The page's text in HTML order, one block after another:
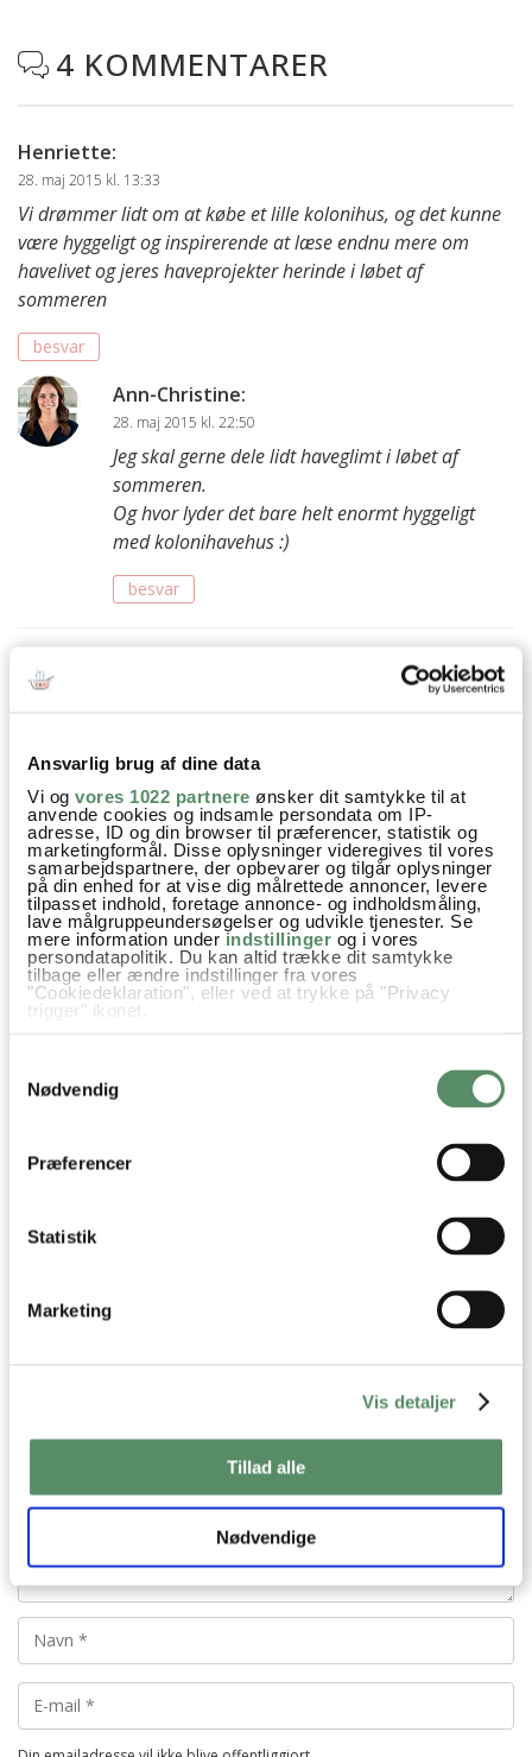
Ansvarlig brug af dine data
Vi og vores 1022 partnere ønsker dit samtykke til at
anvende cookies og indsamle persondata om IP-
adresse, ID og din browser til præferencer, statistik og
marketingformål. Disse oplysninger videregives til vores
samarbejdspartnere, der opbevarer og tilgår oplysninger
på din enhed for at vise dig målrettede annoncer, levere
tilpasset indhold, foretage annonce- og indholdsmåling,
lave målgruppeundersøgelser og udvikle tjenester. Se
mere information underindstillinger og i vores
persondatapolitik. Du kan altid trække dit samtykke
tilbage eller ændre indstillinger fra vores
"Cookiedeklaration", eller ved at trykke på "Privacy
trigger" ikonet.
Indsamle præcise oplysninger om din placering,
der kan være nøjagtig inden for få meter
Identificere din enhed baseret på en scanning af
Nødvendig
Præferencer
Statistik
Marketing
Vis detaljer
Tillad alle
Nødvendige
 4 KOMMENTARER
Henriette:
28. maj 2015 kl. 13:33
Vi drømmer lidt om at købe et lille kolonihus, og det kunne
være hyggeligt og inspirerende at læse endnu mere om
havelivet og jeres haveprojekter herinde i løbet af
sommeren
besvar
Ann-Christine:
28. maj 2015 kl. 22:50
Jeg skal gerne dele lidt haveglimt i løbet af
sommeren.
Og hvor lyder det bare helt enormt hyggeligt
med kolonihavehus :)
besvar
27. maj 2015 kl. 10:18
vedligeholde haven. Jeg kan bedst lide at så og høste. Mest
høste! Men jeg er virkelig blevet fan af havelivet og troede
aldri gjeg skulle blive så voksen at grønne planter skulle
gøre mig glad på den måde! I år har jeg tomatplaner i
vindueskarmen, har dyrket chili fra bunden og div. øko-
krydderurter. Og – så er jeg igang med at spire de skønneste
små mikro-grønne sager fra Tiny Gardens. Superfedt,
bæredygtigt koncept!
besvar
Rart at jeg ikke er den eneste der hænger lidt
Og jeg er helt enig – at høste er altså også ret
Jeg tror i øvrigt også at jeg vil nå at have et par